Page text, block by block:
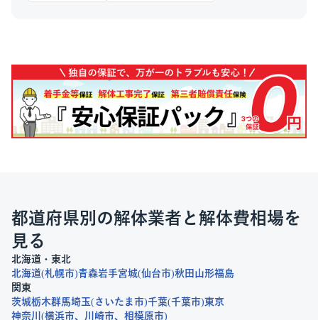
都道府県別の解体業者と解体費相場を
見る
北海道・東北
北海道 札幌市 青森岩手宮城 仙台市 秋田 山形福島
関東
茨城栃木群馬埼玉 さいたま市 千葉 千葉市 東京
神奈川
横浜市 川崎市
相模原市